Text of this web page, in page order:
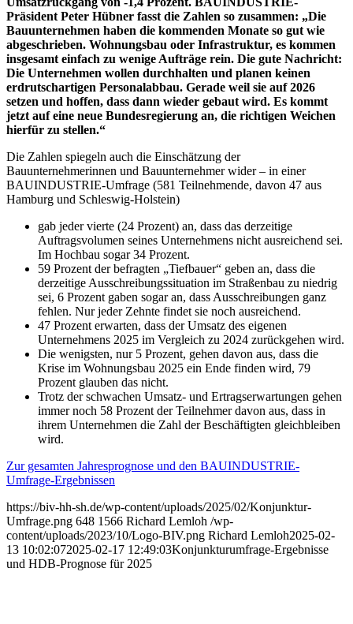
Präsident Peter Hübner fasst die Zahlen so zusammen: „Die
Bauunternehmen haben die kommenden Monate so gut wie
abgeschrieben. Wohnungsbau oder Infrastruktur, es kommen
insgesamt einfach zu wenige Aufträge rein. Die gute Nachricht:
Die Unternehmen wollen durchhalten und planen keinen
erdrutschartigen Personalabbau. Gerade weil sie auf 2026
setzen und hoffen, dass dann wieder gebaut wird. Es kommt
jetzt auf eine neue Bundesregierung an, die richtigen Weichen
hierfür zu stellen.“
Die Zahlen spiegeln auch die Einschätzung der
Bauunternehmerinnen und Bauunternehmer wider – in einer
BAUINDUSTRIE-Umfrage (581 Teilnehmende, davon 47 aus
Hamburg und Schleswig-Holstein)
gab jeder vierte (24 Prozent) an, dass das derzeitige
Auftragsvolumen seines Unternehmens nicht ausreichend sei.
Im Hochbau sogar 34 Prozent.
59 Prozent der befragten „Tiefbauer“ geben an, dass die
derzeitige Ausschreibungssituation im Straßenbau zu niedrig
sei, 6 Prozent gaben sogar an, dass Ausschreibungen ganz
fehlen. Nur jeder Zehnte findet sie noch ausreichend.
47 Prozent erwarten, dass der Umsatz des eigenen
Unternehmens 2025 im Vergleich zu 2024 zurückgehen wird.
Die wenigsten, nur 5 Prozent, gehen davon aus, dass die
Krise im Wohnungsbau 2025 ein Ende finden wird, 79
Prozent glauben das nicht.
Trotz der schwachen Umsatz- und Ertragserwartungen gehen
immer noch 58 Prozent der Teilnehmer davon aus, dass in
ihrem Unternehmen die Zahl der Beschäftigten gleichbleiben
wird.
Zur gesamten Jahresprognose und den BAUINDUSTRIE-
Umfrage-Ergebnissen
https://biv-hh-sh.de/wp-content/uploads/2025/02/Konjunktur-
Umfrage.png 648 1566 Richard Lemloh /wp-
content/uploads/2023/10/Logo-BIV.png Richard Lemloh2025-02-
13 10:02:072025-02-17 12:49:03Konjunkturumfrage-Ergebnisse
und HDB-Prognose für 2025